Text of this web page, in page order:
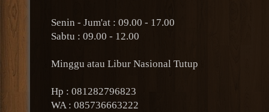
Senin - Jum'at : 09.00 - 17.00
Sabtu : 09.00 - 12.00
Minggu atau Libur Nasional Tutup
Hp : 081282796823
WA : 085736663222